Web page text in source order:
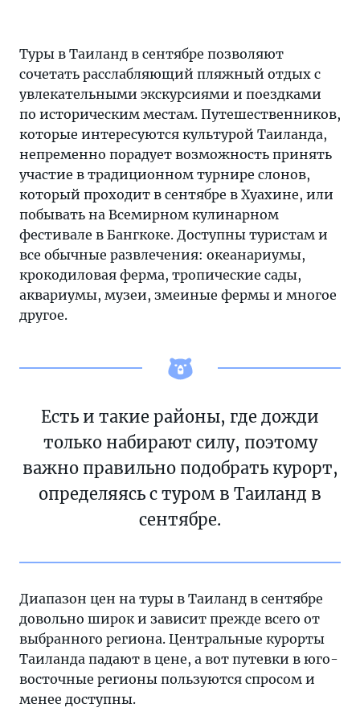
Туры в Таиланд в сентябре позволяют
сочетать расслабляющий пляжный отдых с
увлекательными экскурсиями и поездками
по историческим местам. Путешественников,
которые интересуются культурой Таиланда,
непременно порадует возможность принять
участие в традиционном турнире слонов,
который проходит в сентябре в Хуахине, или
побывать на Всемирном кулинарном
фестивале в Бангкоке. Доступны туристам и
все обычные развлечения: океанариумы,
крокодиловая ферма, тропические сады,
аквариумы, музеи, змеиные фермы и многое
другое.
Есть и такие районы, где дожди
только набирают силу, поэтому
важно правильно подобрать курорт,
определяясь с туром в Таиланд в
сентябре.
Диапазон цен на туры в Таиланд в сентябре
довольно широк и зависит прежде всего от
выбранного региона. Центральные курорты
Таиланда падают в цене, а вот путевки в юго-
восточные регионы пользуются спросом и
менее доступны.